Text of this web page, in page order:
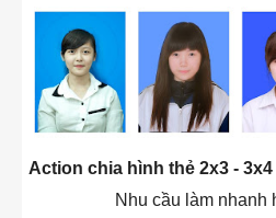
Action chia hình thẻ 2x3 -
Nhu cầu làm nhanh